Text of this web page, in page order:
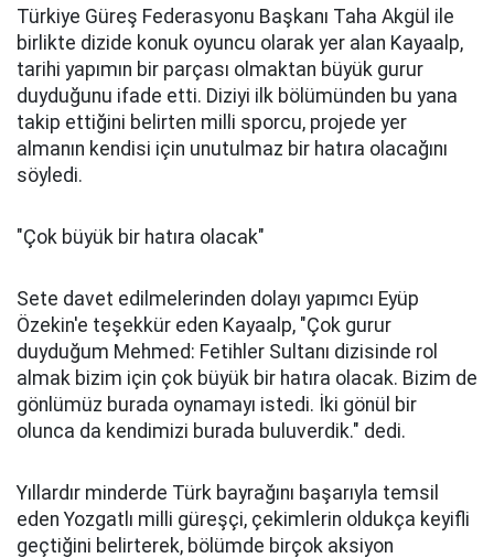
Türkiye Güreş Federasyonu Başkanı Taha Akgül ile
birlikte dizide konuk oyuncu olarak yer alan Kayaalp,
tarihi yapımın bir parçası olmaktan büyük gurur
duyduğunu ifade etti. Diziyi ilk bölümünden bu yana
takip ettiğini belirten milli sporcu, projede yer
almanın kendisi için unutulmaz bir hatıra olacağını
söyledi.
"Çok büyük bir hatıra olacak"
Sete davet edilmelerinden dolayı yapımcı Eyüp
Özekin'e teşekkür eden Kayaalp, "Çok gurur
duyduğum Mehmed: Fetihler Sultanı dizisinde rol
almak bizim için çok büyük bir hatıra olacak. Bizim de
gönlümüz burada oynamayı istedi. İki gönül bir
olunca da kendimizi burada buluverdik." dedi.
Yıllardır minderde Türk bayrağını başarıyla temsil
eden Yozgatlı milli güreşçi, çekimlerin oldukça keyifli
geçtiğini belirterek, bölümde birçok aksiyon